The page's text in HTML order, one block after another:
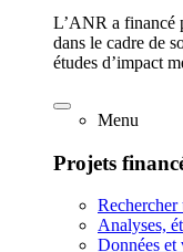
L’ANR a financé
dans le cadre de
études d’impact
Menu
Projets
Analyses,
Données et